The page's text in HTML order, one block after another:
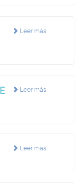
Leer más
Leer más
Leer más